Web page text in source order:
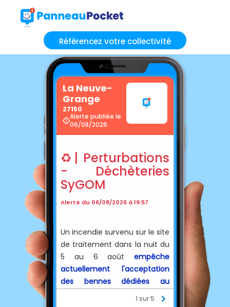
Référencez votre collectivité
La Neuve-
Grange
27150
Alerte publiée le
06/08/2026
♻️| Perturbations
- Déchèteries
SyGOM
Alerte du 06/08/2026 à 19:57
Un incendie survenu sur le site
de traitement dans la nuit du
5 au 6 août empêche
actuellement l'acceptation
des bennes dédiées au
mobilier de l’ensemble des
1 sur 5